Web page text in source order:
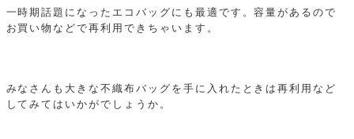
一時期話題になったエコバッグにも最適です。容量があるので
お買い物などで再利用できちゃいます。
みなさんも大きな不織布バッグを手に入れたときは再利用など
してみてはいかがでしょうか。